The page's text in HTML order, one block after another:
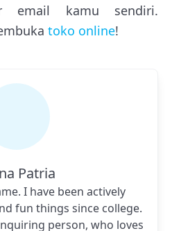
email kamu sendiri.
toko online!
Patria
I have been actively
fun things since college.
person, who loves